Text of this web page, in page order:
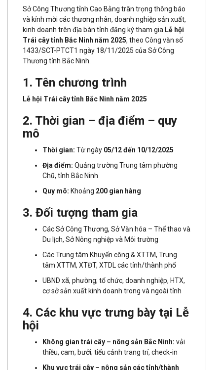
Sở Công Thương tỉnh Cao Bằng trân trọng thông báo
và kính mời các thương nhân, doanh nghiệp sản xuất,
kinh doanh trên địa bàn tỉnh đăng ký tham gia Lễ hội
Trái cây tỉnh Bắc Ninh năm 2025, theo Công văn số
1433/SCT-PTCT1 ngày 18/11/2025 của Sở Công
Thương tỉnh Bắc Ninh.
1. Tên chương trình
Lễ hội Trái cây tỉnh Bắc Ninh năm 2025
2. Thời gian – địa điểm – quy
mô
Thời gian: Từ ngày 05/12 đến 10/12/2025
Địa điểm: Quảng trường Trung tâm phường
Chũ, tỉnh Bắc Ninh
Quy mô: Khoảng 200 gian hàng
3. Đối tượng tham gia
Các Sở Công Thương, Sở Văn hóa – Thể thao và
Du lịch, Sở Nông nghiệp và Môi trường
Các Trung tâm Khuyến công & XTTM, Trung
tâm XTTM, XTĐT, XTDL các tỉnh/thành phố
UBND xã, phường; tổ chức, doanh nghiệp, HTX,
cơ sở sản xuất kinh doanh trong và ngoài tỉnh
4. Các khu vực trưng bày tại Lễ
hội
Không gian trái cây – nông sản Bắc Ninh: vải
thiều, cam, bưởi; tiểu cảnh trang trí, check-in
Khu vực trái cây – nông sản các tỉnh/thành